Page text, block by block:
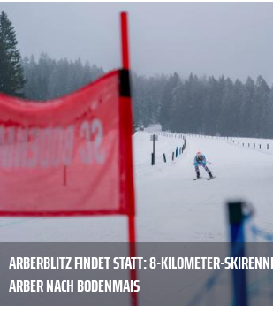
ARBERBLITZ FINDET STATT: 8-KILOMETER-
RBER NACH BODENMAIS